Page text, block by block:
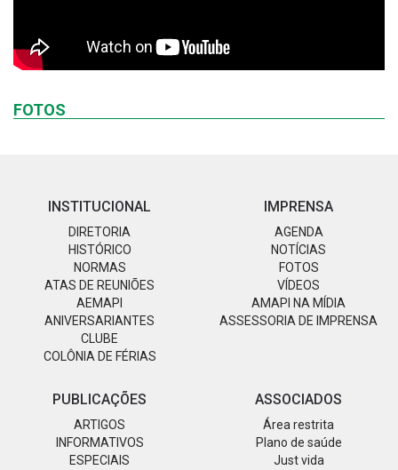
FOTOS
INSTITUCIONAL
DIRETORIA
HISTÓRICO
NORMAS
ATAS DE REUNIÕES
AEMAPI
ANIVERSARIANTES
CLUBE
COLÔNIA DE FÉRIAS
IMPRENSA
AGENDA
NOTÍCIAS
FOTOS
VÍDEOS
AMAPI NA MÍDIA
ASSESSORIA DE IMPRENSA
PUBLICAÇÕES
ARTIGOS
INFORMATIVOS
ESPECIAIS
ASSOCIADOS
Área restrita
Plano de saúde
Just vida